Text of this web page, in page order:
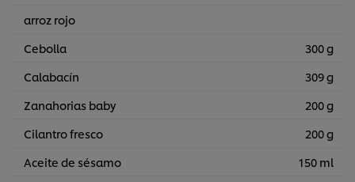
arroz rojo
Cebolla
300 g
Calabacín
309 g
Zanahorias baby
200 g
Cilantro fresco
200 g
Aceite de sésamo
150 ml